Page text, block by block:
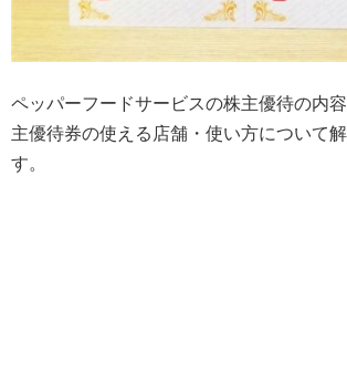
ペッパーフードサービスの株主優待の内
主優待券の使える店舗・使い方について
す。